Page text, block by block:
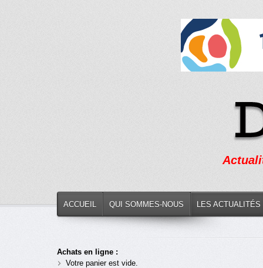
ACCUEIL QUI SOMMES-NOUS LES ACTUALITÉS
Achats en ligne :
Votre panier est vide.